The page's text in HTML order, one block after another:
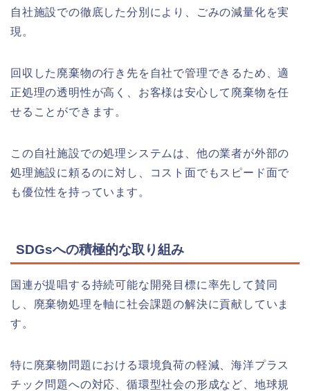
自社施設での徹底した分別により、ごみの減量化を実
現。
回収した廃棄物の行き先を自社で管理できるため、適
正処理の透明性が高く、お客様は安心して廃棄物を任
せることができます。
この自社施設での処理システムは、他の業者が外部の
処理施設に頼るのに対し、コスト面でもスピード面で
も優位性を持っています。
SDGsへの積極的な取り組み
国連が提唱する持続可能な開発目標に率先して賛同
し、廃棄物処理を軸に社会課題の解決に貢献していま
す。
特に廃棄物問題における環境負荷の軽減、海洋プラス
チック問題への対応、循環型社会の形成など、地球規